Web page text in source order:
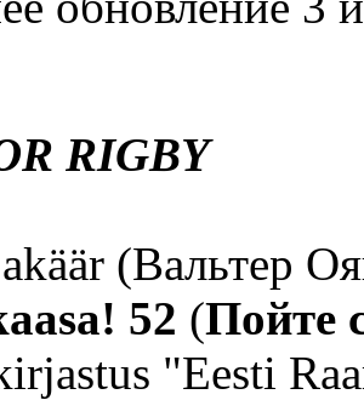
RIGBY
(Вальтер
52 (Пойте
"Eesti